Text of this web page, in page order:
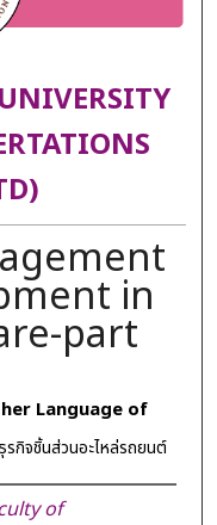
in
part
Language of
กิจชิ้นส่วนอะไหล่รถยนต์
of